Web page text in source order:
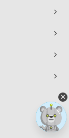
×